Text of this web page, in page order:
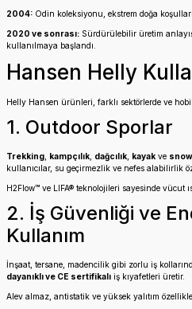
2004: Odin koleksiyonu, ekstrem doğa
2020 ve sonrası: Sürdürülebilir üretim
kullanılmaya başlandı.
Hansen Helly
Helly Hansen ürünleri, farklı sektörlerde ve
1. Outdoor Sporlar
Trekking kampçılık dağcılık kayak ve
kullanıcılar, su geçirmezlik ve nefes alabilirlik
H2Flow™ ve LIFA® teknolojileri sayesinde vücut
2. İş Güvenliği ve
Kullanım
İnşaat, tersane, madencilik gibi zorlu iş
dayanıklı ve CE sertifikalı iş kıyafetleri üretir.
Alev almaz, antistatik ve yüksek yalıtım